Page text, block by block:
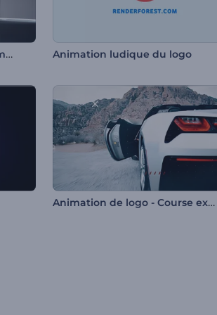
Animation du logo en cube métallique Animation ludique du logo
Animation de logo - Course extrême de voiture